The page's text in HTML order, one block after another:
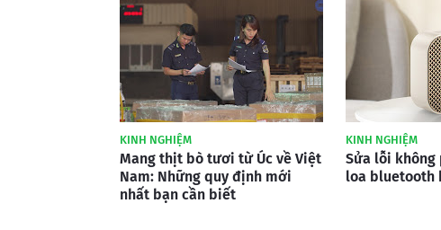
KINH NGHIỆM
Mang thịt bò tươi từ Úc về Việt
Nam: Những quy định mới
nhất bạn cần biết
KINH NGHIỆM
Sửa lỗi không
loa bluetooth